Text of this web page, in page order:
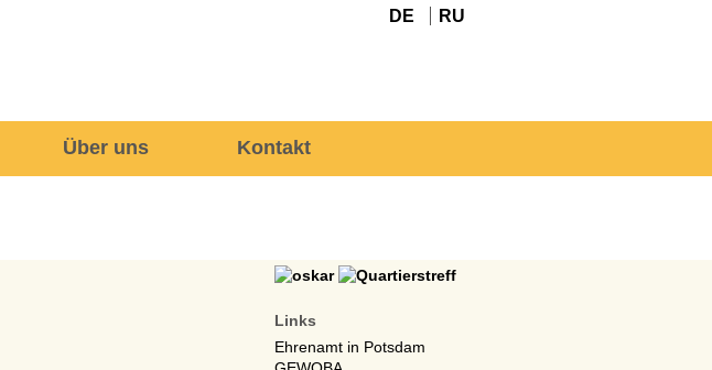
DE RU
Über uns Kontakt
Links
Ehrenamt in Potsdam